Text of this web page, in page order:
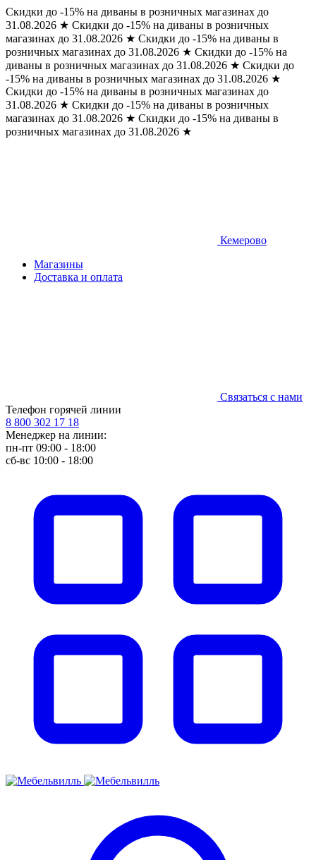
Скидки до -15% на диваны в розничных магазинах до
31.08.2026 ★ Скидки до -15% на диваны в розничных
магазинах до 31.08.2026 ★ Скидки до -15% на диваны в
розничных магазинах до 31.08.2026 ★ Скидки до -15% на
диваны в розничных магазинах до 31.08.2026 ★ Скидки до
-15% на диваны в розничных магазинах до 31.08.2026 ★
Скидки до -15% на диваны в розничных магазинах до
31.08.2026 ★ Скидки до -15% на диваны в розничных
магазинах до 31.08.2026 ★ Скидки до -15% на диваны в
розничных магазинах до 31.08.2026 ★
Кемерово
Магазины
Доставка и оплата
Связаться с нами
Телефон горячей линии
8 800 302 17 18
Менеджер на линии:
пн-пт 09:00 - 18:00
сб-вс 10:00 - 18:00